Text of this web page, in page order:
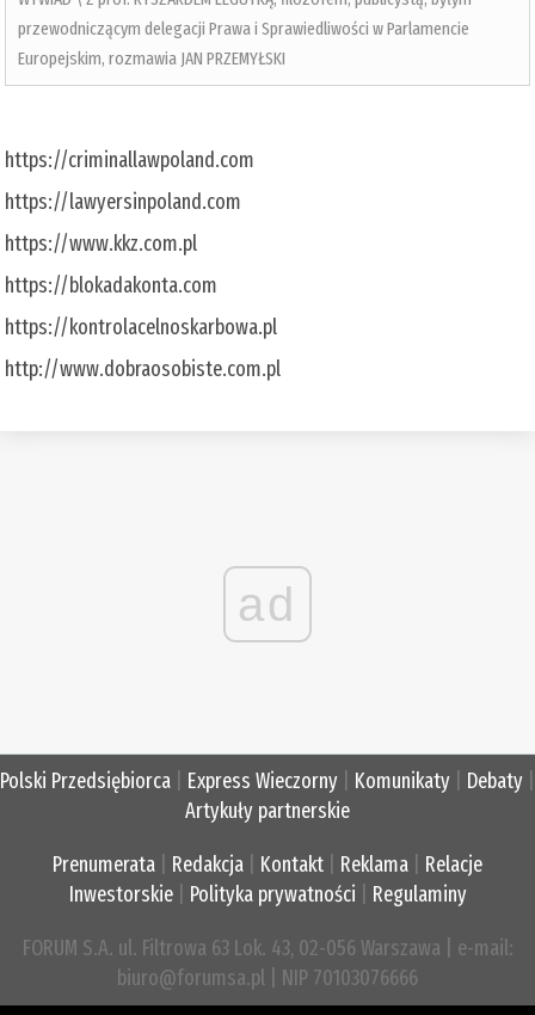
przewodniczącym delegacji Prawa i Sprawiedliwości w Parlamencie
Europejskim, rozmawia JAN PRZEMYŁSKI
https://criminallawpoland.com
https://lawyersinpoland.com
https://www.kkz.com.pl
https://blokadakonta.com
https://kontrolacelnoskarbowa.pl
http://www.dobraosobiste.com.pl
ad
Polski Przedsiębiorca Express Wieczorny Komunikaty Debaty
Artykuły partnerskie
Prenumerata Redakcja Kontakt Reklama
Relacje
Inwestorskie| Polityka prywatności Regulaminy
FORUM S.A. ul. Filtrowa 63 Lok. 43, 02-056 Warszawa | e-mail:
biuro@forumsa.pl | NIP 70103076666